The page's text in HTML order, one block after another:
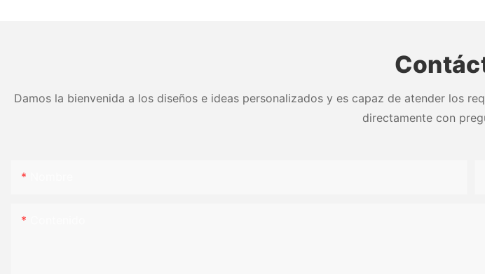
Damos la bienvenida a los diseños e ideas personalizados y es capaz de atender los
directamente con